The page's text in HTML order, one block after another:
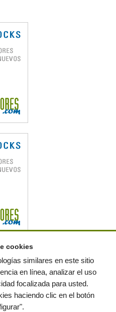
reservados Política de privacidad
Mapa web|Preguntas frecuentes|Publica
gratis!
cookies
similares en este sitio
en línea, analizar el uso
focalizada para usted.
haciendo clic en el botón